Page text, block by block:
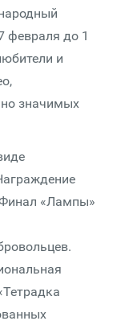
февраля до 1
и
значимых
Финал «Лампы»